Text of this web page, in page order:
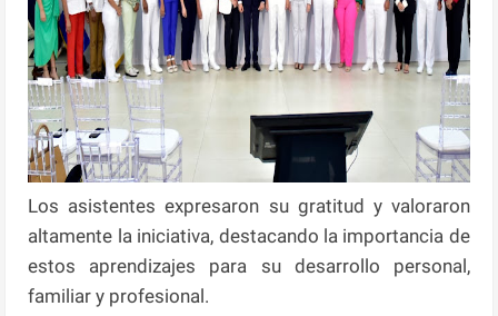
Los asistentes expresaron su gratitud y valoraron
altamente la iniciativa, destacando la importancia de
estos aprendizajes para su desarrollo personal,
familiar y profesional.